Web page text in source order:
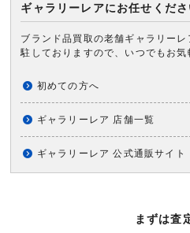
ギャラリーレアにお任せくださ
ブランド品買取の老舗ギャラリー
駐しておりますので、いつでもお気
初めての方へ
ギャラリーレア 店舗一覧
ギャラリーレア 公式通販サイト
まずは査